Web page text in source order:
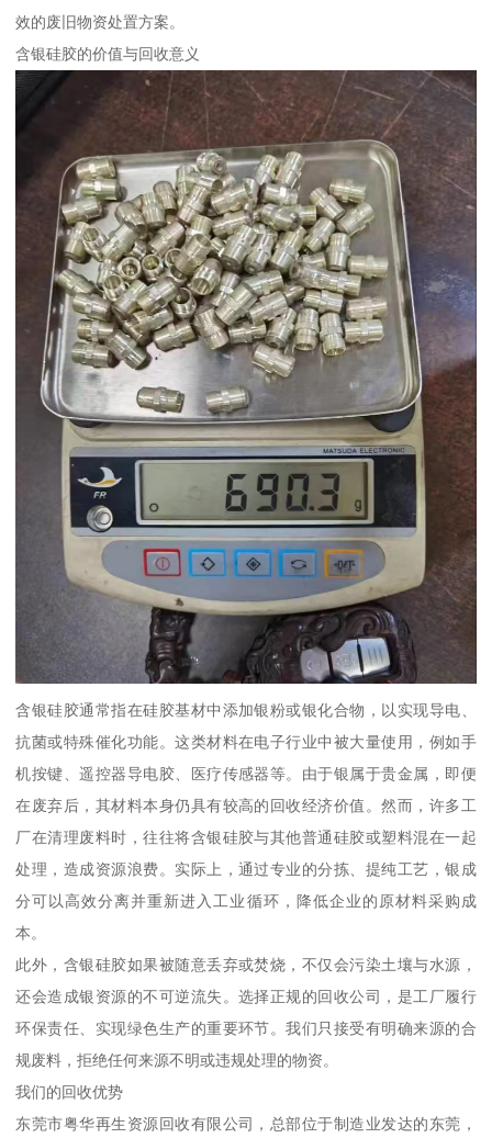
效的废旧物资处置方案。
含银硅胶的价值与回收意义
含银硅胶通常指在硅胶基材中添加银粉或银化合物，以实现导电、
抗菌或特殊催化功能。这类材料在电子行业中被大量使用，例如手
机按键、遥控器导电胶、医疗传感器等。由于银属于贵金属，即便
在废弃后，其材料本身仍具有较高的回收经济价值。然而，许多工
厂在清理废料时，往往将含银硅胶与其他普通硅胶或塑料混在一起
处理，造成资源浪费。实际上，通过专业的分拣、提纯工艺，银成
分可以高效分离并重新进入工业循环，降低企业的原材料采购成
本。
此外，含银硅胶如果被随意丢弃或焚烧，不仅会污染土壤与水源，
还会造成银资源的不可逆流失。选择正规的回收公司，是工厂履行
环保责任、实现绿色生产的重要环节。我们只接受有明确来源的合
规废料，拒绝任何来源不明或违规处理的物资。
我们的回收优势
东莞市粤华再生资源回收有限公司，总部位于制造业发达的东莞，